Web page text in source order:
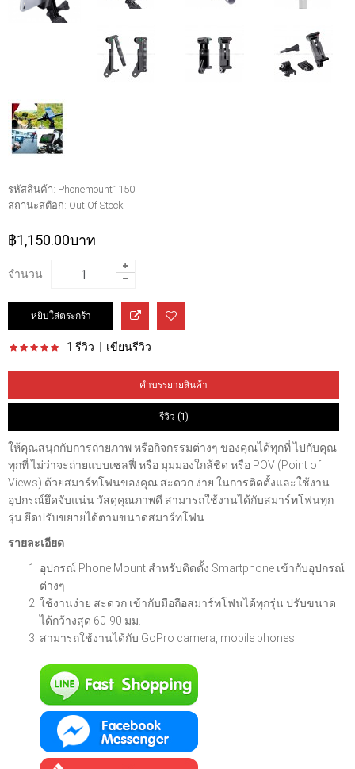
รหัสสินค้า: Phonemount1150
สถานะสต๊อก: Out Of Stock
฿1,150.00บาท
จำนวน
1 รีวิว เขียนรีวิว
คำบรรยายสินค้า
รีวิว (1)
ให้คุณสนุกกับการถ่ายภาพ หรือกิจกรรมต่างๆ ของคุณได้ทุกที่ ไปกับคุณ
ทุกที่ ไม่ว่าจะถ่ายแบบเซลฟี่ หรือ มุมมองใกล้ชิด หรือ POV (Point of
Views) ด้วยสมาร์ทโฟนของคุณ สะดวก ง่าย ในการติดตั้งและใช้งาน
อุปกรณ์ยึดจับแน่น วัสดุคุณภาพดี สามารถใช้งานได้กับสมาร์ทโฟนทุก
รุ่น ยึดปรับขยายได้ตามขนาดสมาร์ทโฟน
รายละเอียด
อุปกรณ์ Phone Mount สำหรับติดตั้ง Smartphone เข้ากับอุปกรณ์
ต่างๆ
ใช้งานง่าย สะดวก เข้ากับมือถือสมาร์ทโฟนได้ทุกรุ่น ปรับขนาด
ได้กว้างสุด 60-90 มม.
สามารถใช้งานได้กับ GoPro camera, mobile phones